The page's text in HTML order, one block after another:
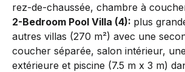
rez-de-chaussée, chambre à
2-Bedroom Pool Villa (4): plus
autres villas (270 m²) avec une
coucher séparée, salon intérieur,
extérieure et piscine (7.5 m x 3 m)